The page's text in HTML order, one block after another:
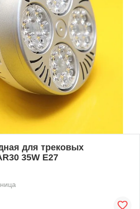
для трековых
35W E27